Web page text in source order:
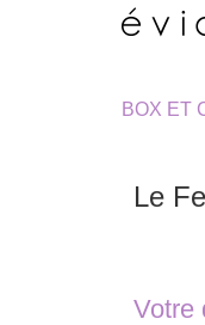
BOX ET
Le
Votre